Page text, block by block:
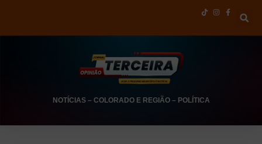
NOTÍCIAS– COLORADO E REGIÃO– POLÍTICA